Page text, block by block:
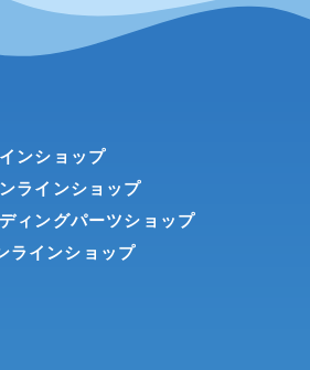
ンショップ
ラインショップ
ィングパーツショップ
ラインショップ